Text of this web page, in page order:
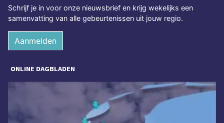
Schrijf je in voor onze nieuwsbrief en krijg wekelijks een
samenvatting van alle gebeurtenissen uit jouw regio.
Aanmelden
ONLINE DAGBLADEN